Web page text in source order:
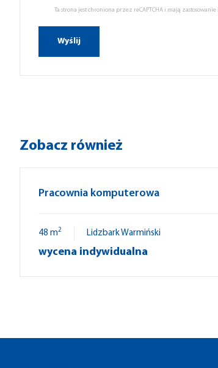
Ta strona jest chroniona przez reCAPTCHA i mają zastosowanie
Zobacz również
Pracownia komputerowa
48 m2 Lidzbark Warmiński
wycena indywidualna